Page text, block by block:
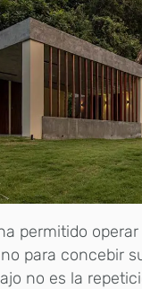
permitido
para concebir
no es la